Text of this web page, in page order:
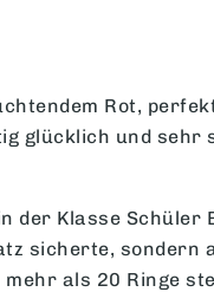
Rot,
glücklich und sehr
der Klasse Schüler
sicherte, sondern
als 20 Ringe